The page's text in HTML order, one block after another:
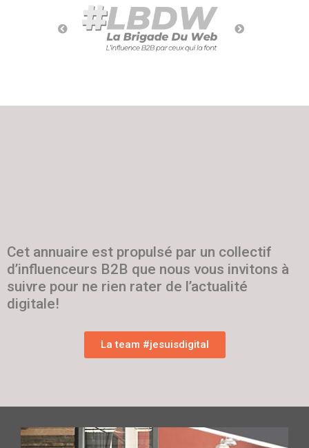
Cet annuaire est propulsé par un collectif
d’influenceurs B2B que nous vous invitons à
suivre pour ne rien rater de l’actualité
digitale!
La team #jesuisdigital